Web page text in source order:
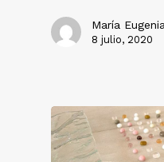
María
8 julio, 2020